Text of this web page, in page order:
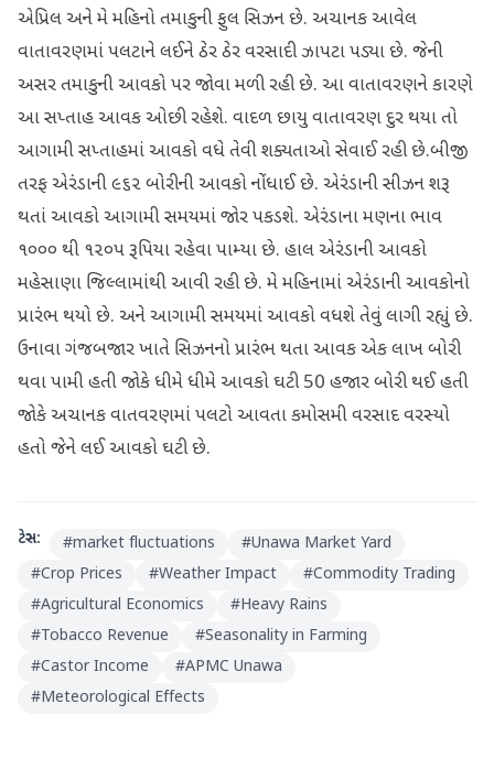
એપ્રિલ અને મે મહિનો તમાકુની ફુલ સિઝન છે. અચાનક આવેલ
વાતાવરણમાં પલટાને લઈને ઠેર ઠેર વરસાદી ઝાપટા પડ્યા છે. જેની
અસર તમાકુની આવકો પર જોવા મળી રહી છે. આ વાતાવરણને કારણે
આ સપ્તાહ આવક ઓછી રહેશે. વાદળ છાયુ વાતાવરણ દુર થયા તો
આગામી સપ્તાહમાં આવકો વધે તેવી શક્યતાઓ સેવાઈ રહી છે.બીજી
તરફ એરંડાની ૯૬૨ બોરીની આવકો નોંધાઈ છે. એરંડાની સીઝન શરૂ
થતાં આવકો આગામી સમયમાં જોર પકડશે. એરંડાના મણના ભાવ
૧૦૦૦ થી ૧૨૦૫ રૂપિયા રહેવા પામ્યા છે. હાલ એરંડાની આવકો
મહેસાણા જિલ્લામાંથી આવી રહી છે. મે મહિનામાં એરંડાની આવકોનો
પ્રારંભ થયો છે. અને આગામી સમયમાં આવકો વધશે તેવું લાગી રહ્યું છે.
ઉનાવા ગંજબજાર ખાતે સિઝનનો પ્રારંભ થતા આવક એક લાખ બોરી
થવા પામી હતી જોકે ધીમે ધીમે આવકો ઘટી 50 હજાર બોરી થઈ હતી
જોકે અચાનક વાતવરણમાં પલટો આવતા કમોસમી વરસાદ વરસ્યો
હતો જેને લઈ આવકો ઘટી છે.
ટેગ્સ: #market fluctuations #Unawa Market Yard
#Crop Prices #Weather Impact #Commodity Trading
#Agricultural Economics #Heavy Rains
#Tobacco Revenue #Seasonality in Farming
#Castor Income #APMC Unawa
#Meteorological Effects